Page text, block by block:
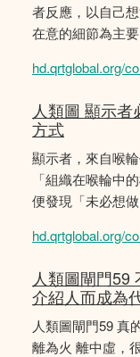
者反應，以自己
在意的細節為主要
hd.qrtglobal.org/
人類圖 顯示
方式
顯示者，來自喉
「組織在喉輪中
便發現「未必想做
hd.qrtglobal.org/
人類圖閘門59
介紹人而成為
人類圖閘門59 真
離為火 離中虛，